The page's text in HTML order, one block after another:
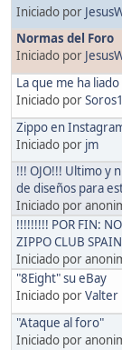
Iniciado por
Normas del Foro
Iniciado por
La que me ha
Iniciado por
Zippo en
Iniciado por jm
!!! OJO!!! Ultimo y
de diseños para
Iniciado por
!!!!!!!!! POR FIN:
ZIPPO CLUB
Iniciado por
"8Eight" su eBay
Iniciado porValter
"Ataque al foro"
Iniciado por